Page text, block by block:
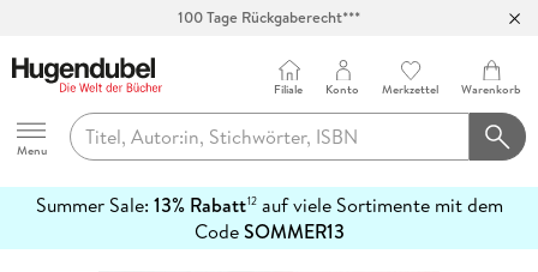
100 Tage Rückgaberecht***
Hugendubel
Menu
Filiale Konto Merkzettel Warenkorb
Summer Sale: 13% Rabatt12auf viele Sortimente mit dem
CodeSOMMER13
erfahren